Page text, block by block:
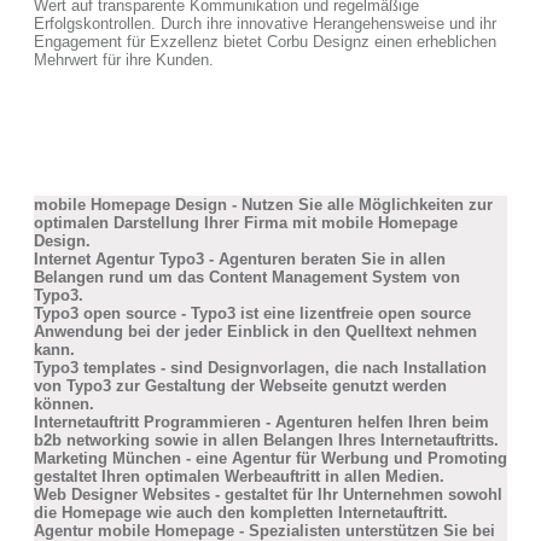
Wert auf transparente Kommunikation und regelmäßige
Erfolgskontrollen. Durch ihre innovative Herangehensweise und ihr
Engagement für Exzellenz bietet Corbu Designz einen erheblichen
Mehrwert für ihre Kunden.
mobile Homepage Design - Nutzen Sie alle Möglichkeiten zur
optimalen Darstellung Ihrer Firma mit mobile Homepage
Design.
Internet Agentur Typo3 - Agenturen beraten Sie in allen
Belangen rund um das Content Management System von
Typo3.
Typo3 open source - Typo3 ist eine lizentfreie open source
Anwendung bei der jeder Einblick in den Quelltext nehmen
kann.
Typo3 templates - sind Designvorlagen, die nach Installation
von Typo3 zur Gestaltung der Webseite genutzt werden
können.
Internetauftritt Programmieren - Agenturen helfen Ihren beim
b2b networking sowie in allen Belangen Ihres Internetauftritts.
Marketing München - eine Agentur für Werbung und Promoting
gestaltet Ihren optimalen Werbeauftritt in allen Medien.
Web Designer Websites - gestaltet für Ihr Unternehmen sowohl
die Homepage wie auch den kompletten Internetauftritt.
Agentur mobile Homepage - Spezialisten unterstützen Sie bei